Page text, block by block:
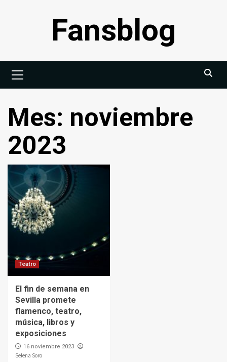
Fansblog
principal
Mes: noviembre
2023
Teatro
El fin de semana en
Sevilla promete
flamenco, teatro,
música, libros y
exposiciones
16 noviembre 2023
Selena Soro